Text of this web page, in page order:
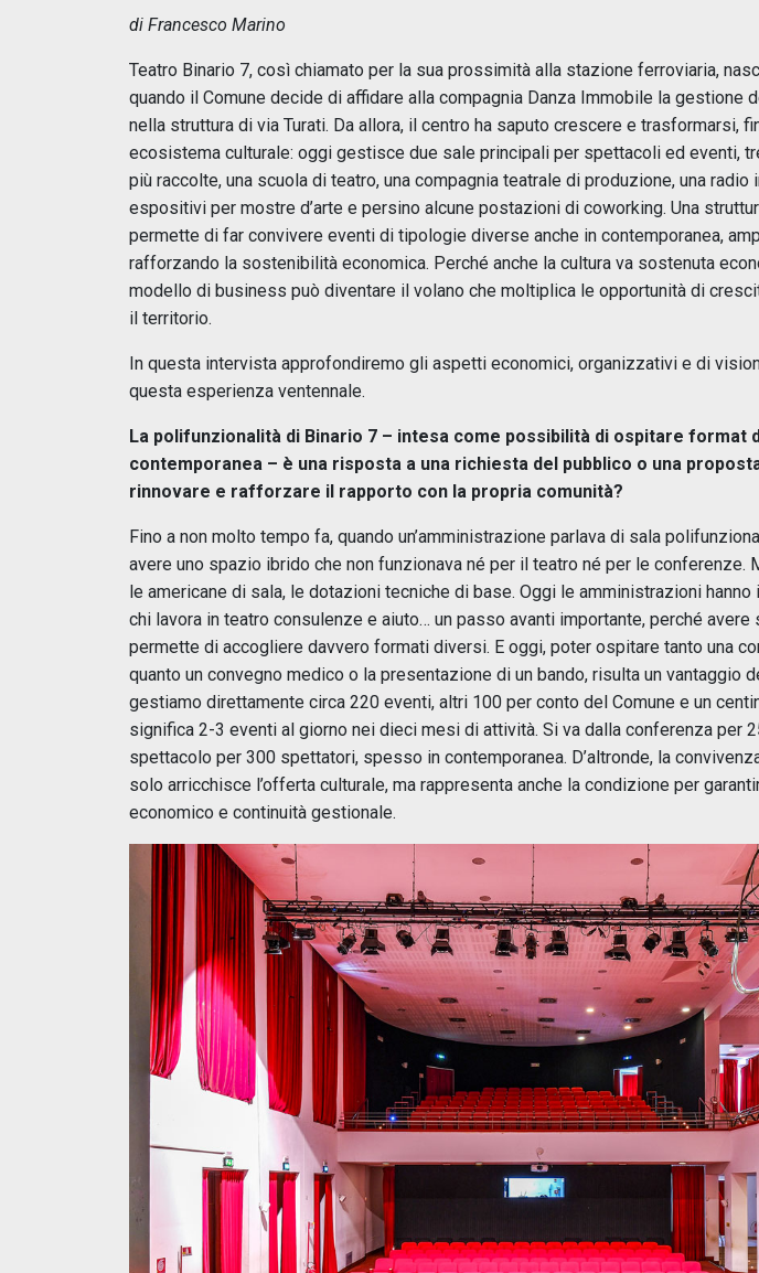
di Francesco Marino
Teatro Binario 7, così chiamato per la sua prossimità alla stazione ferroviaria,
quando il Comune decide di affidare alla compagnia Danza Immobile la gestione
nella struttura di via Turati. Da allora, il centro ha saputo crescere e trasformarsi,
ecosistema culturale: oggi gestisce due sale principali per spettacoli ed eventi,
più raccolte, una scuola di teatro, una compagnia teatrale di produzione, una radio
espositivi per mostre d’arte e persino alcune postazioni di coworking. Una
permette di far convivere eventi di tipologie diverse anche in contemporanea,
rafforzando la sostenibilità economica. Perché anche la cultura va sostenuta
modello di business può diventare il volano che moltiplica le opportunità di
il territorio.
In questa intervista approfondiremo gli aspetti economici, organizzativi e di
questa esperienza ventennale.
La polifunzionalità di Binario 7 – intesa come possibilità di ospitare format
contemporanea – è una risposta a una richiesta del pubblico o una
rinnovare e rafforzare il rapporto con la propria comunità?
Fino a non molto tempo fa, quando un’amministrazione parlava di sala
avere uno spazio ibrido che non funzionava né per il teatro né per le conferenze.
le americane di sala, le dotazioni tecniche di base. Oggi le amministrazioni hanno
chi lavora in teatro consulenze e aiuto… un passo avanti importante, perché avere
permette di accogliere davvero formati diversi. E oggi, poter ospitare tanto una
quanto un convegno medico o la presentazione di un bando, risulta un vantaggio
gestiamo direttamente circa 220 eventi, altri 100 per conto del Comune e un
significa 2-3 eventi al giorno nei dieci mesi di attività. Si va dalla conferenza per
spettacolo per 300 spettatori, spesso in contemporanea. D’altronde, la
solo arricchisce l’offerta culturale, ma rappresenta anche la condizione per
economico e continuità gestionale.